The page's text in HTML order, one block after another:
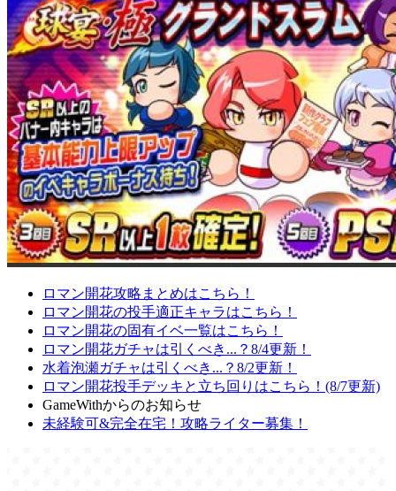
ロマン開花攻略まとめはこちら！
ロマン開花の投手適正キャラはこちら！
ロマン開花の固有イベ一覧はこちら！
ロマン開花ガチャは引くべき...？8/4更新！
水着泡瀬ガチャは引くべき...？8/2更新！
ロマン開花投手デッキと立ち回りはこちら！(8/7更新)
GameWithからのお知らせ
未経験可&完全在宅！攻略ライター募集！